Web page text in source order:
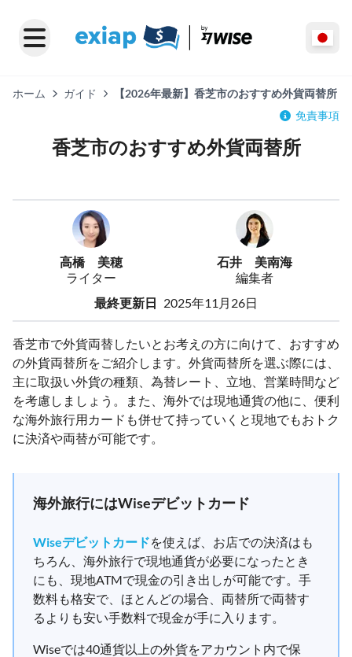
ホーム ガイド
【2026年最新】香芝市のおすすめ外貨両替所
免責事項
香芝市のおすすめ外貨両替所
高橋 美穂
ライター
石井 美南海
編集者
最終更新日 2025年11月26日
香芝市で外貨両替したいとお考えの方に向けて、おすすめ
の外貨両替所をご紹介します。外貨両替所を選ぶ際には、
主に取扱い外貨の種類、為替レート、立地、営業時間など
を考慮しましょう。また、海外では現地通貨の他に、便利
な海外旅行用カードも併せて持っていくと現地でもおトク
に決済や両替が可能です。
海外旅行にはWiseデビットカード
Wiseデビットカードを使えば、お店での決済はも
ちろん、海外旅行で現地通貨が必要になったとき
にも、現地ATMで現金の引き出しが可能です。手
数料も格安で、ほとんどの場合、両替所で両替す
るよりも安い手数料で現金が手に入ります。
Wiseでは40通貨以上の外貨をアカウント内で保